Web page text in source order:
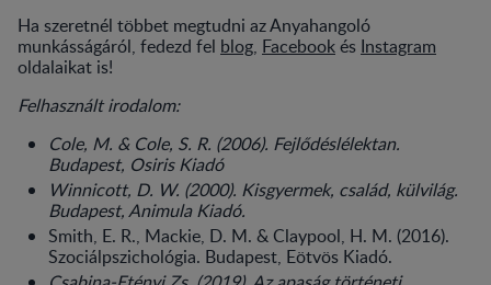
Ha szeretnél többet megtudni az Anyahangoló
munkásságáról, fedezd fel blog, Facebookés Instagram
oldalaikat is!
Felhasznált irodalom:
Cole, M. & Cole, S. R. (2006). Fejlődéslélektan.
Budapest, Osiris Kiadó
Winnicott, D. W. (2000). Kisgyermek, család, külvilág.
Budapest, Animula Kiadó.
Smith, E. R., Mackie, D. M. & Claypool, H. M. (2016).
Szociálpszichológia. Budapest, Eötvös Kiadó.